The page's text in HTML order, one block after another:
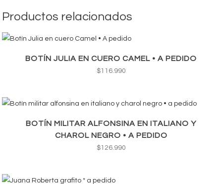
Productos relacionados
BOTÍN JULIA EN CUERO CAMEL • A PEDIDO
$116.990
BOTÍN MILITAR ALFONSINA EN ITALIANO Y
CHAROL NEGRO • A PEDIDO
$126.990